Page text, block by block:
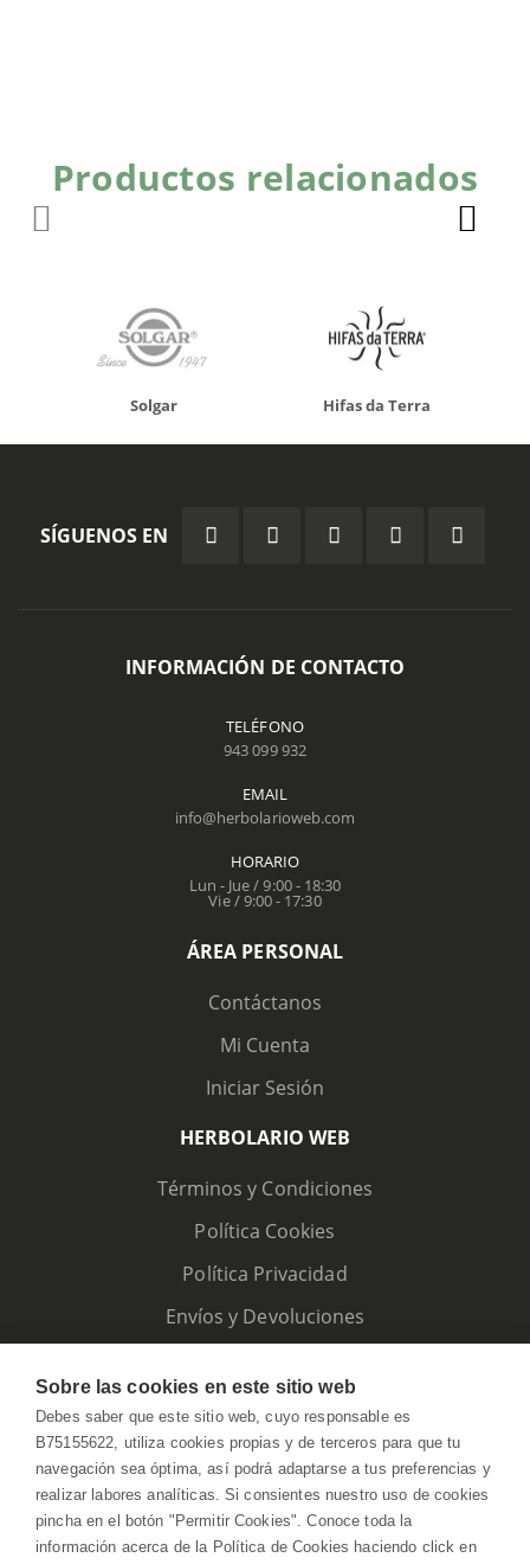
Productos relacionados
Solgar Hifas da Terra
SÍGUENOS EN
INFORMACIÓN DE CONTACTO
TELÉFONO
943 099 932
EMAIL
info@herbolarioweb.com
HORARIO
Lun - Jue / 9:00 - 18:30
Vie / 9:00 - 17:30
ÁREA PERSONAL
Contáctanos
Mi Cuenta
Iniciar Sesión
HERBOLARIO WEB
Términos y Condiciones
Política Cookies
Política Privacidad
Envíos y Devoluciones
Sobre las cookies en este sitio web
Debes saber que este sitio web, cuyo responsable es
B75155622, utiliza cookies propias y de terceros para que tu
navegación sea óptima, así podrá adaptarse a tus preferencias y
realizar labores analíticas. Si consientes nuestro uso de cookies
pincha en el botón "Permitir Cookies". Conoce toda la
información acerca de la Política de Cookies haciendo click en